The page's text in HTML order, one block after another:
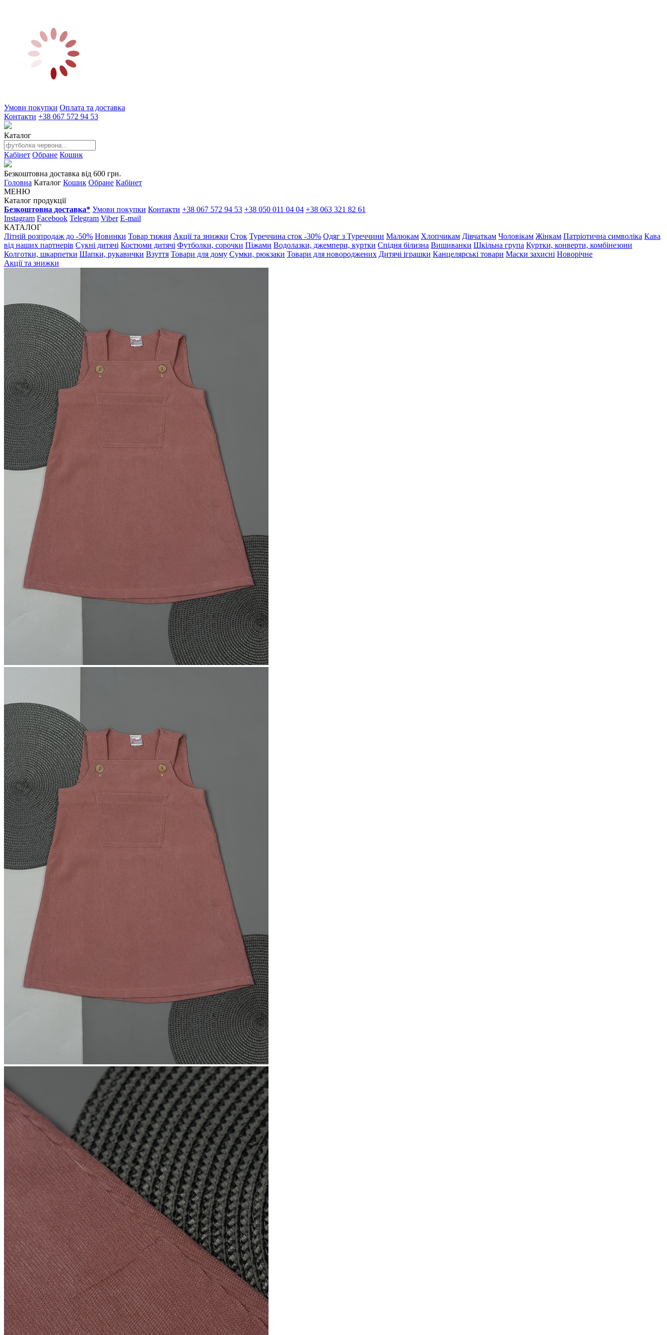
Умови покупки Оплата та доставка
Контакти +38 067 572 94 53
Каталог
Кабінет Обране Кошик
Безкоштовна доставка від 600 грн.
Головна Каталог Кошик Обране Кабінет
МЕНЮ
Каталог продукції
Безкоштовна доставка* Умови покупки Контакти +38 067 572 94 53 +38 050 011 04 04 +38 063 321 82 61
Instagram Facebook Telegram Viber E-mail
КАТАЛОГ
Літній розпродаж до -50% Новинки Товар тижня Акції та знижки Сток Туреччина сток -30% Одяг з Туреччини Малюкам Хлопчикам Дівчаткам Чоловікам Жінкам Патріотична символіка Кава
від наших партнерів Сукні дитячі Костюми дитячі Футболки, сорочки Піжами Водолазки, джемпери, куртки Спідня білизна Вишиванки Шкільна група Куртки, конверти, комбінезони
Колготки, шкарпетки Шапки, рукавички Взуття Товари для дому Сумки, рюкзаки Товари для новороджених Дитячі іграшки Канцелярські товари Маски захисні Новорічне
Акції та знижки